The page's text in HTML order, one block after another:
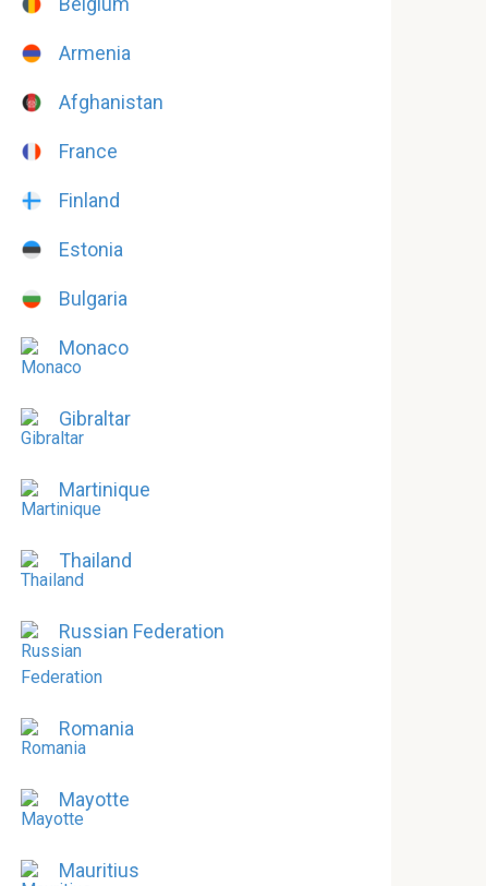
Armenia
Afghanistan
France
Finland
Estonia
Bulgaria
Monaco
Gibraltar
Martinique
Thailand
Russian Federation
Romania
Mayotte
Mauritius